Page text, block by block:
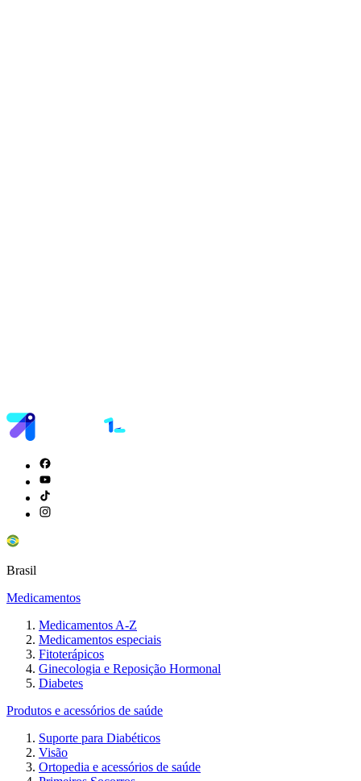
Brasil
Medicamentos
Medicamentos A-Z
Medicamentos especiais
Fitoterápicos
Ginecologia e Reposição Hormonal
Diabetes
Produtos e acessórios de saúde
Suporte para Diabéticos
Visão
Ortopedia e acessórios de saúde